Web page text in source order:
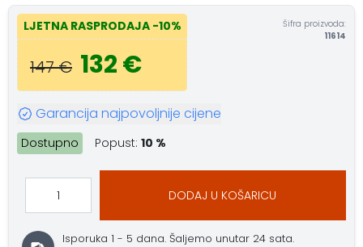
LJETNA RASPRODAJA -10%
147 € 132 €
Šifra proizvoda:
11614
Garancija najpovoljnije cijene
Dostupno Popust: 10 %
DODAJ U KOŠARICU
Isporuka 1 - 5 dana.Šaljemo unutar 24 sata.